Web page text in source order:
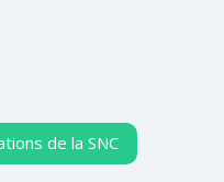
de la SNC